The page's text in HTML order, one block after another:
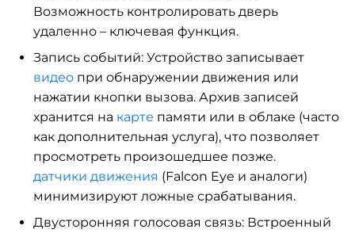
Возможность контролировать дверь
удаленно – ключевая функция.
Запись событий: Устройство записывает
видеопри обнаружении движения или
нажатии кнопки вызова. Архив записей
хранится на карте памяти или в облаке (часто
как дополнительная услуга), что позволяет
просмотреть произошедшее позже.
датчики движения (Falcon Eye и аналоги)
минимизируют ложные срабатывания.
Двусторонняя голосовая связь: Встроенный